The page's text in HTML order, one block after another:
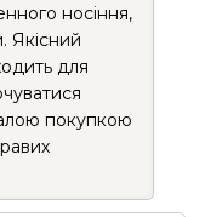
носіння,
Якісний
для
покупкою